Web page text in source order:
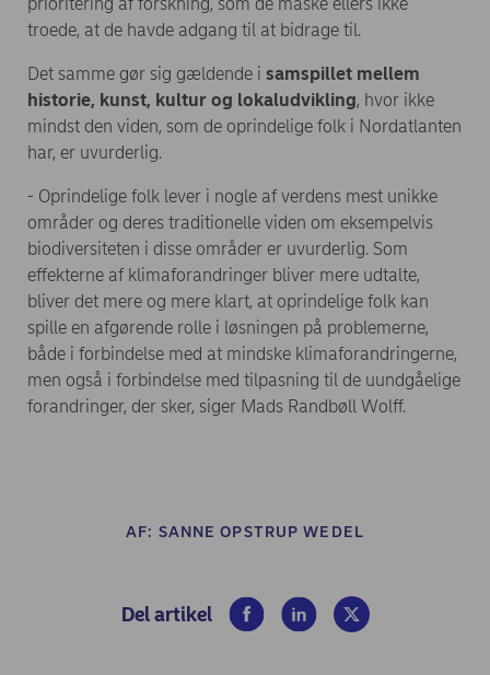
prioritering af forskning, som de måske ellers ikke
troede, at de havde adgang til at bidrage til.
Det samme gør sig gældende i samspillet mellem
historie, kunst, kultur og lokaludvikling, hvor ikke
mindst den viden, som de oprindelige folk i Nordatlanten
har, er uvurderlig.
- Oprindelige folk lever i nogle af verdens mest unikke
områder og deres traditionelle viden om eksempelvis
biodiversiteten i disse områder er uvurderlig. Som
effekterne af klimaforandringer bliver mere udtalte,
bliver det mere og mere klart, at oprindelige folk kan
spille en afgørende rolle i løsningen på problemerne,
både i forbindelse med at mindske klimaforandringerne,
men også i forbindelse med tilpasning til de uundgåelige
forandringer, der sker, siger Mads Randbøll Wolff.
AF: SANNE OPSTRUP WEDEL
Del artikel (opens in new window)
(opens in new window)
(opens in new